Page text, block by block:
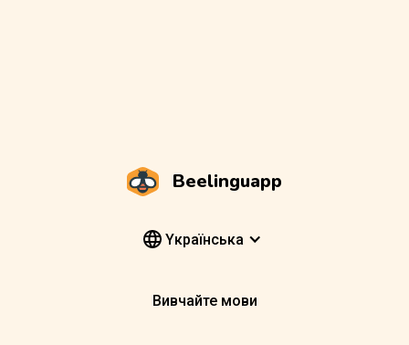
Beelinguapp
Yкраїнська
Вивчайте мови